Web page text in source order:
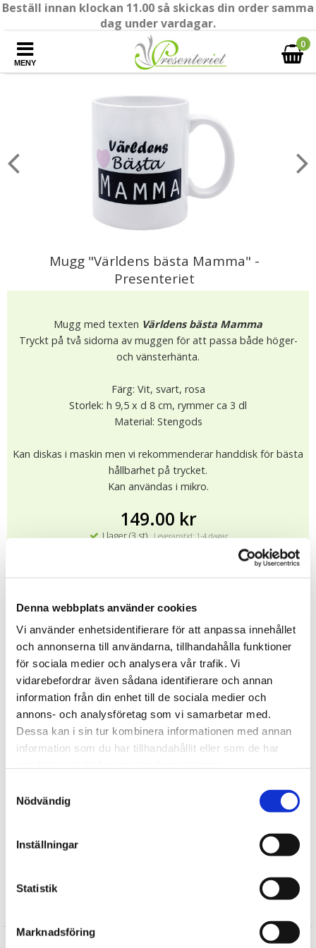
Denna webbplats använder cookies
Vi använder enhetsidentifierare för att anpassa innehållet
och annonserna till användarna, tillhandahålla funktioner
för sociala medier och analysera vår trafik. Vi
vidarebefordrar även sådana identifierare och annan
information från din enhet till de sociala medier och
annons- och analysföretag som vi samarbetar med.
Dessa kan i sin tur kombinera informationen med annan
information som du har tillhandahållit eller som de har
Nödvändig
Inställningar
Statistik
Marknadsföring
Beställ innan klockan 11.00 så skickas din order samma
dag under vardagar.
MENY
0
Mugg "Världens bästa Mamma" -
Presenteriet
Mugg med texten Världens bästa Mamma
Tryckt på två sidorna av muggen för att passa både höger-
och vänsterhänta.
Färg: Vit, svart, rosa
Storlek: h 9,5 x d 8 cm, rymmer ca 3 dl
Material: Stengods
Kan diskas i maskin men vi rekommenderar handdisk för bästa
hållbarhet på trycket.
Kan användas i mikro.
149.00 kr
I lager (3 st)Leveranstid: 1-4 dagar
12434
Tipsa
Upptäck mer
Köksporslin
Mors Dag
Produkten har inga recensioner